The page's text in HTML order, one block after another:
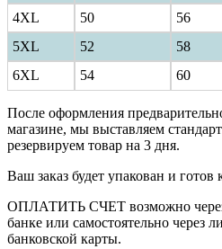
4XL
50 56
5XL
52 58
6XL
54 60
После оформления
магазине, мы выставляем
резервируем товар на 3 дня.
Ваш заказ будет упакован и готов
ОПЛАТИТЬ СЧЕТ возможно
банке или самостоятельно через
банковской карты.